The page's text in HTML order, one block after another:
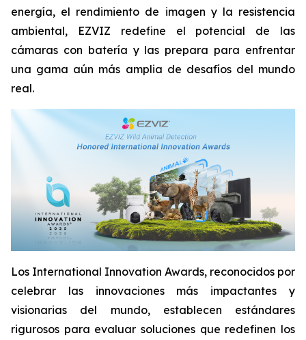
energía, el rendimiento de imagen y la resistencia
ambiental, EZVIZ redefine el potencial de las
cámaras con batería y las prepara para enfrentar
una gama aún más amplia de desafíos del mundo
real.
Los International Innovation Awards, reconocidos por
celebrar las innovaciones más impactantes y
visionarias del mundo, establecen estándares
rigurosos para evaluar soluciones que redefinen los